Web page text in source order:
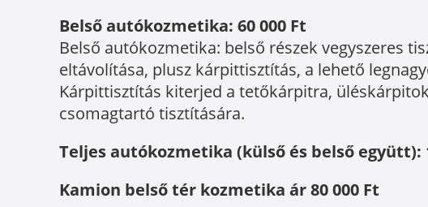
Belső autókozmetika: 60 000 Ft
Belső autókozmetika: belső részek vegyszeres
eltávolítása, plusz kárpittisztítás, a lehető
Kárpittisztítás kiterjed a tetőkárpitra,
csomagtartó tisztítására.
Teljes autókozmetika (külső és belső együtt):
Kamion belső tér kozmetika ár 80 000 Ft